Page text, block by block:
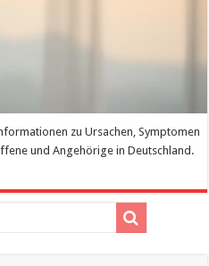
zu Ursachen, Symptomen
und Angehörige in Deutschland.